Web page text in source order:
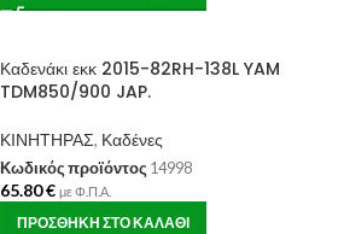
Καδενάκι εκκ 2015-82RH-138L YAM
TDM850/900 JAP.
ΚΙΝΗΤΗΡΑΣ, Καδένες
Κωδικός προϊόντος 14998
65.80€ με Φ.Π.Α.
ΠΡΟΣΘΉΚΗ ΣΤΟ ΚΑΛΆΘΙ